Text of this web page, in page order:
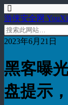
游侠安全网
2023年6月21日
黑客曝
盘提示